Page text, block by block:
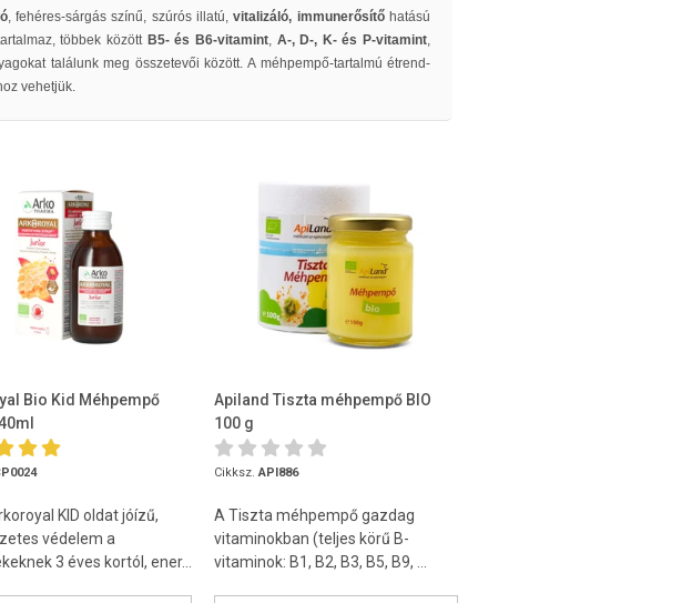
, fehéres-sárgás színű, szúrós illatú,vitalizáló, immunerősítőhatású
többek között B5- és B6-vitamint,A-, D-, K- és P-vitamint,
találunk meg összetevői között.A méhpempő-tartalmú étrend-
vehetjük.
Bio Kid Méhpempő
KID oldat jóízű,
védelem a
3 éves kortól, ener...
Apiland Tiszta méhpempő BIO
100 g
Cikksz.API886
A Tiszta méhpempő gazdag
vitaminokban (teljes körű B-
vitaminok: B1, B2, B3, B5, B9, ...